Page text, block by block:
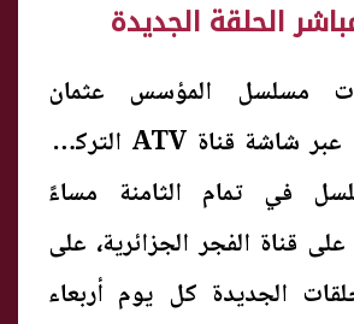
الحلقة الجديدة
مسلسل المؤسس عثمان
الموسم السابع عبر شاشة قناة ATV التركية،
في تمام الثامنة مساءً
قناة الفجر الجزائرية، على
الجديدة كل يوم أربعاء